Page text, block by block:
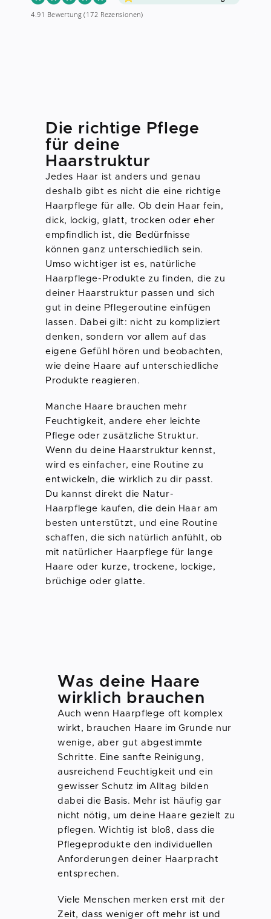
4.91 Bewertung (172 Rezensionen)
Die richtige Pflege
für deine
Haarstruktur
Jedes Haar ist anders und genau
deshalb gibt es nicht die eine richtige
Haarpflege für alle. Ob dein Haar fein,
dick, lockig, glatt, trocken oder eher
empfindlich ist, die Bedürfnisse
können ganz unterschiedlich sein.
Umso wichtiger ist es, natürliche
Haarpflege-Produkte zu finden, die zu
deiner Haarstruktur passen und sich
gut in deine Pflegeroutine einfügen
lassen. Dabei gilt: nicht zu kompliziert
denken, sondern vor allem auf das
eigene Gefühl hören und beobachten,
wie deine Haare auf unterschiedliche
Produkte reagieren.
Manche Haare brauchen mehr
Feuchtigkeit, andere eher leichte
Pflege oder zusätzliche Struktur.
Wenn du deine Haarstruktur kennst,
wird es einfacher, eine Routine zu
entwickeln, die wirklich zu dir passt.
Du kannst direkt die Natur-
Haarpflege kaufen, die dein Haar am
besten unterstützt, und eine Routine
schaffen, die sich natürlich anfühlt, ob
mit natürlicher Haarpflege für lange
Haare oder kurze, trockene, lockige,
brüchige oder glatte.
Was deine Haare
wirklich brauchen
Auch wenn Haarpflege oft komplex
wirkt, brauchen Haare im Grunde nur
wenige, aber gut abgestimmte
Schritte. Eine sanfte Reinigung,
ausreichend Feuchtigkeit und ein
gewisser Schutz im Alltag bilden
dabei die Basis. Mehr ist häufig gar
nicht nötig, um deine Haare gezielt zu
pflegen. Wichtig ist bloß, dass die
Pflegeprodukte den individuellen
Anforderungen deiner Haarpracht
entsprechen.
Viele Menschen merken erst mit der
Zeit, dass weniger oft mehr ist und